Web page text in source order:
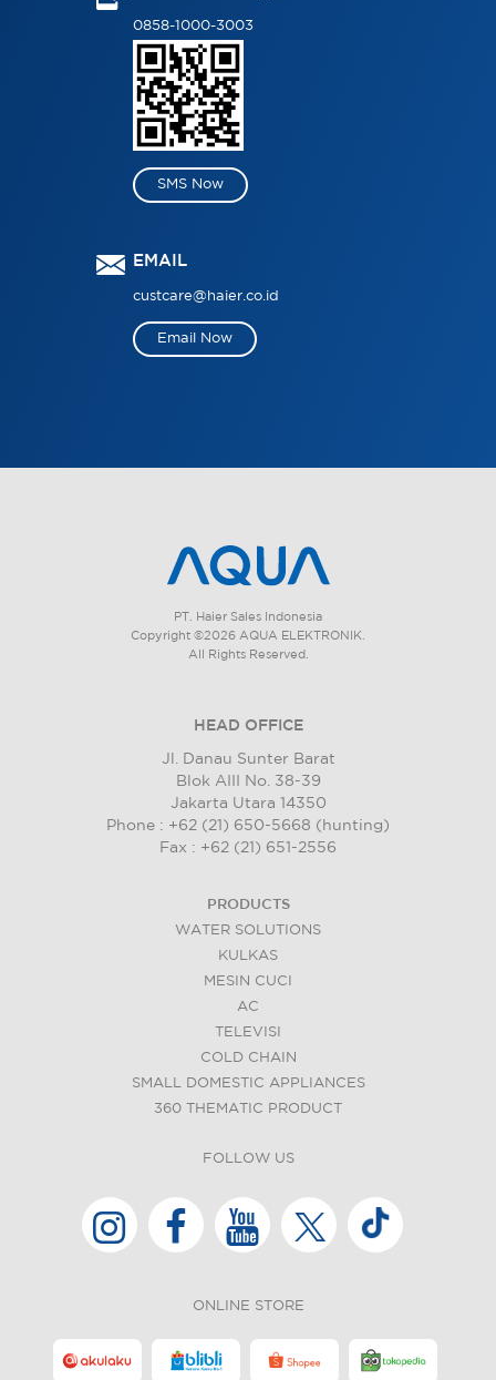
0858-1000-3003
SMS Now
EMAIL
custcare@haier.co.id
Email Now
PT. Haier Sales Indonesia
Copyright ©2026 AQUA ELEKTRONIK.
All Rights Reserved.
HEAD OFFICE
Jl. Danau Sunter Barat
Blok AIII No. 38-39
Jakarta Utara 14350
Phone : +62 (21) 650-5668 (hunting)
Fax : +62 (21) 651-2556
PRODUCTS
WATER SOLUTIONS
KULKAS
MESIN CUCI
AC
TELEVISI
COLD CHAIN
SMALL DOMESTIC APPLIANCES
360 THEMATIC PRODUCT
FOLLOW US
ONLINE STORE